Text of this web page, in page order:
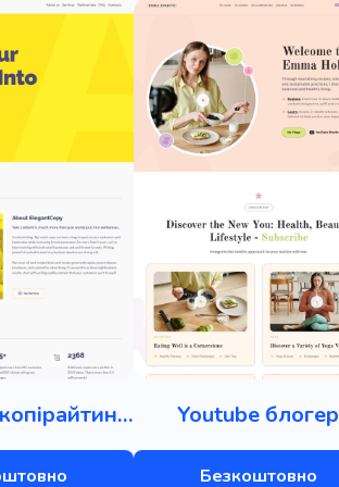
Агентство копірайтингу Youtube блогер
Безкоштовно